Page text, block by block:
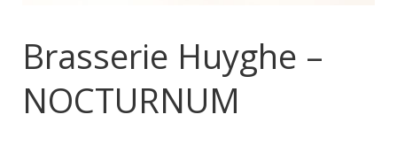
Brasserie Huyghe –
NOCTURNUM